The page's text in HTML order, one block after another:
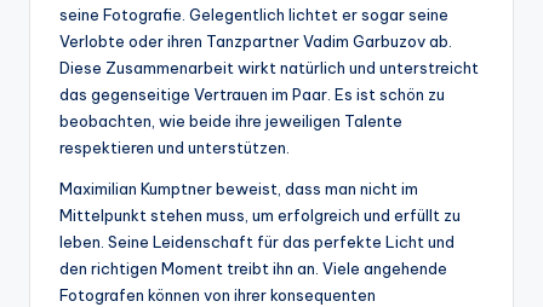
seine Fotografie. Gelegentlich lichtet er sogar seine
Verlobte oder ihren Tanzpartner Vadim Garbuzov ab.
Diese Zusammenarbeit wirkt natürlich und unterstreicht
das gegenseitige Vertrauen im Paar. Es ist schön zu
beobachten, wie beide ihre jeweiligen Talente
respektieren und unterstützen.
Maximilian Kumptner beweist, dass man nicht im
Mittelpunkt stehen muss, um erfolgreich und erfüllt zu
leben. Seine Leidenschaft für das perfekte Licht und
den richtigen Moment treibt ihn an. Viele angehende
Fotografen können von ihrer konsequenten